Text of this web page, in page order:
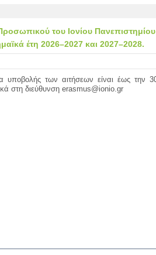
Προσωπικού του Ιονίου
έτη 2026–2027 και 2027–2028.
υποβολής των αιτήσεων είναι έως την
στη διεύθυνση erasmus@ionio.gr